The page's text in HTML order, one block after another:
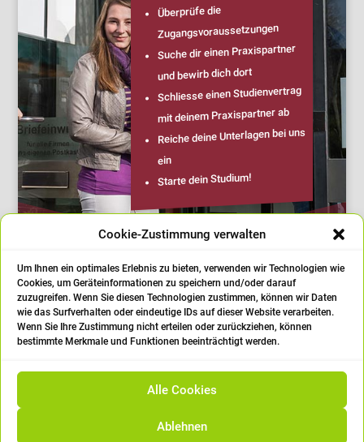
Cookie-Zustimmung verwalten
Um Ihnen ein optimales Erlebnis zu bieten, verwenden wir Technologien wie
Cookies, um Geräteinformationen zu speichern und/oder darauf
zuzugreifen. Wenn Sie diesen Technologien zustimmen, können wir Daten
wie das Surfverhalten oder eindeutige IDs auf dieser Website verarbeiten.
Wenn Sie Ihre Zustimmung nicht erteilen oder zurückziehen, können
bestimmte Merkmale und Funktionen beeinträchtigt werden.
Alle Cookies
Ablehnen
Überprüfe die
Zugangsvoraussetzungen
Suche dir einen Praxispartner
und bewirb dich dort
Schliesse einen Studienvertrag
mit deinem Praxispartner ab
Reiche deine Unterlagen bei uns
ein
Starte dein Studium!
|Impressum|Datenschutz|Cookie
Richtlinien/Einstellungen